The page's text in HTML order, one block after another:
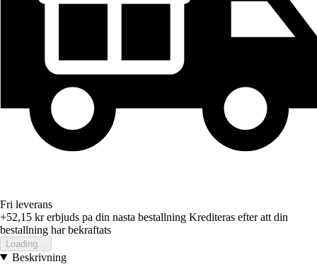
Fri leverans
+52,15 krerbjuds pa din nasta bestallning Krediteras efter att din
bestallning har bekraftats
Loading...
Beskrivning